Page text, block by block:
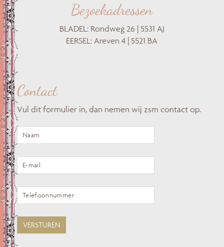
Bezoekadressen
BLADEL: Rondweg 26 | 5531 AJ
EERSEL: Areven 4 | 5521 BA
Contact
Vul dit formulier in, dan nemen wij zsm contact op.